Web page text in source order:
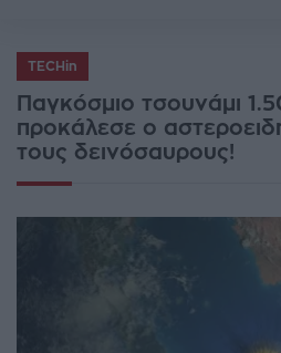
TECHin
Παγκόσμιο τσουνάμι
προκάλεσε ο
τους δεινόσαυρους!